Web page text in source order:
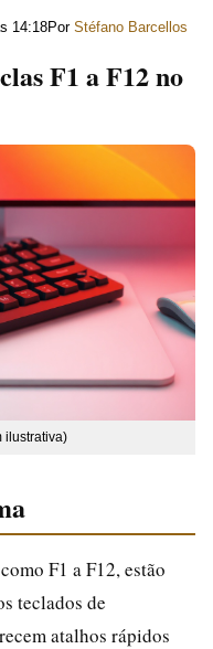
14:18Por Stéfano Barcellos
F1 a F12 no
ilustrativa)
F1 a F12, estão
teclados de
atalhos rápidos